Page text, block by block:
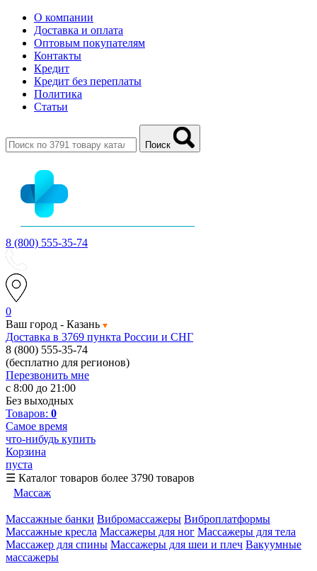
О компании
Доставка и оплата
Оптовым покупателям
Контакты
Кредит
Кредит без переплаты
Политика
Статьи
Поиск
8 (800) 555-35-74
0
Ваш город - Казань
Доставка в 3769 пункта России и СНГ
8 (800) 555-35-74
(бесплатно для регионов)
Перезвонить мне
с 8:00 до 21:00
Без выходных
Товаров: 0
Самое время
что-нибудь купить
Корзина
пуста
☰ Каталог товаров более 3790 товаров
Массаж
Массажные банки Вибромассажеры Виброплатформы
Массажные кресла Массажеры для ног Массажеры для тела
Массажер для спины Массажеры для шеи и плеч Вакуумные
массажеры